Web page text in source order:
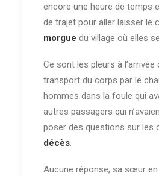
encore une heure de temps
de trajet pour aller laisser le
morgue du village où elles
Ce sont les pleurs à l’arrivée
transport du corps par le
hommes dans la foule qui
autres passagers qui
poser des questions sur les
décès.
Aucune réponse, sa sœur